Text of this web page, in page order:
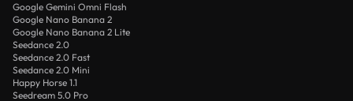
Google Gemini Omni Flash
Google Nano Banana 2
Google Nano Banana 2 Lite
Seedance 2.0
Seedance 2.0 Fast
Seedance 2.0 Mini
Happy Horse 1.1
Seedream 5.0 Pro